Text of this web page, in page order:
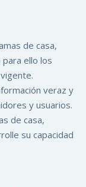
de casa,
ello los
veraz y
y usuarios.
de casa,
su capacidad